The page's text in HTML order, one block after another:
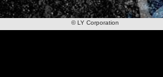
© LY Corporation